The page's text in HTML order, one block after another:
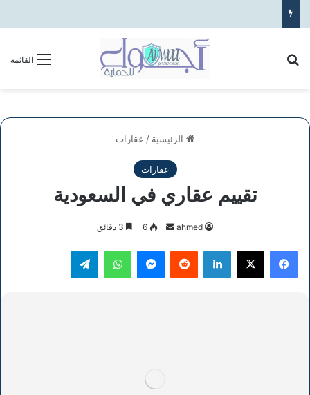
القائمة
الرئيسية / عقارات
عقارات
تقييم عقاري في السعودية
ahmed
أرسل
إلكترونيا
6
فيسبوك ‫X لينكدإن ماسنجر واتساب تيلقرام